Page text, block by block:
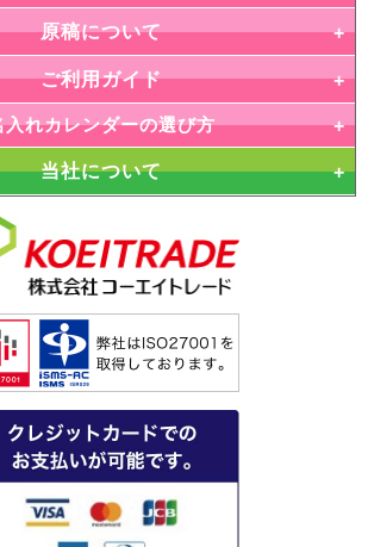
原稿について
ご利用ガイド
入れカレンダーの選び方
当社について